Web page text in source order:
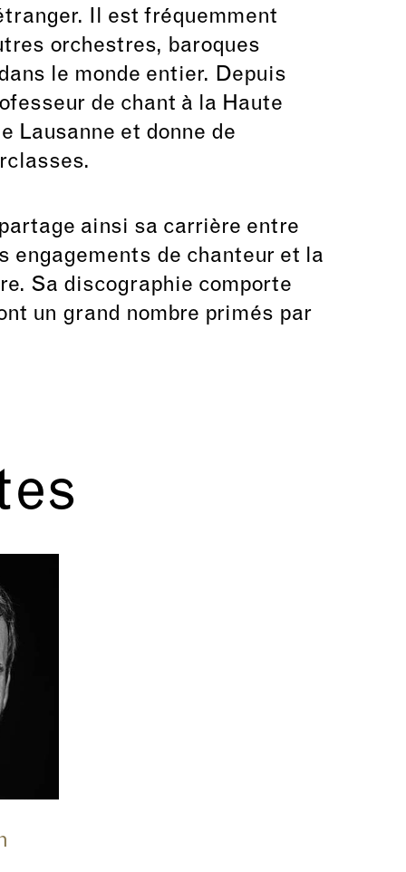
Il est fréquemment
orchestres, baroques
le monde entier. Depuis
de chant à la Haute
Lausanne et donne de
ainsi sa carrière entre
engagements de chanteur et la
Sa discographie comporte
un grand nombre primés par